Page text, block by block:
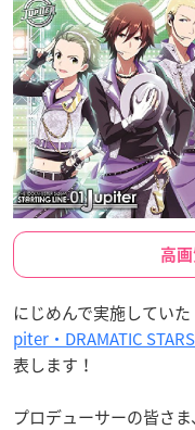
高
にじめんで実施してい
piter・DRAMATIC
表します！
プロデューサーの皆さ